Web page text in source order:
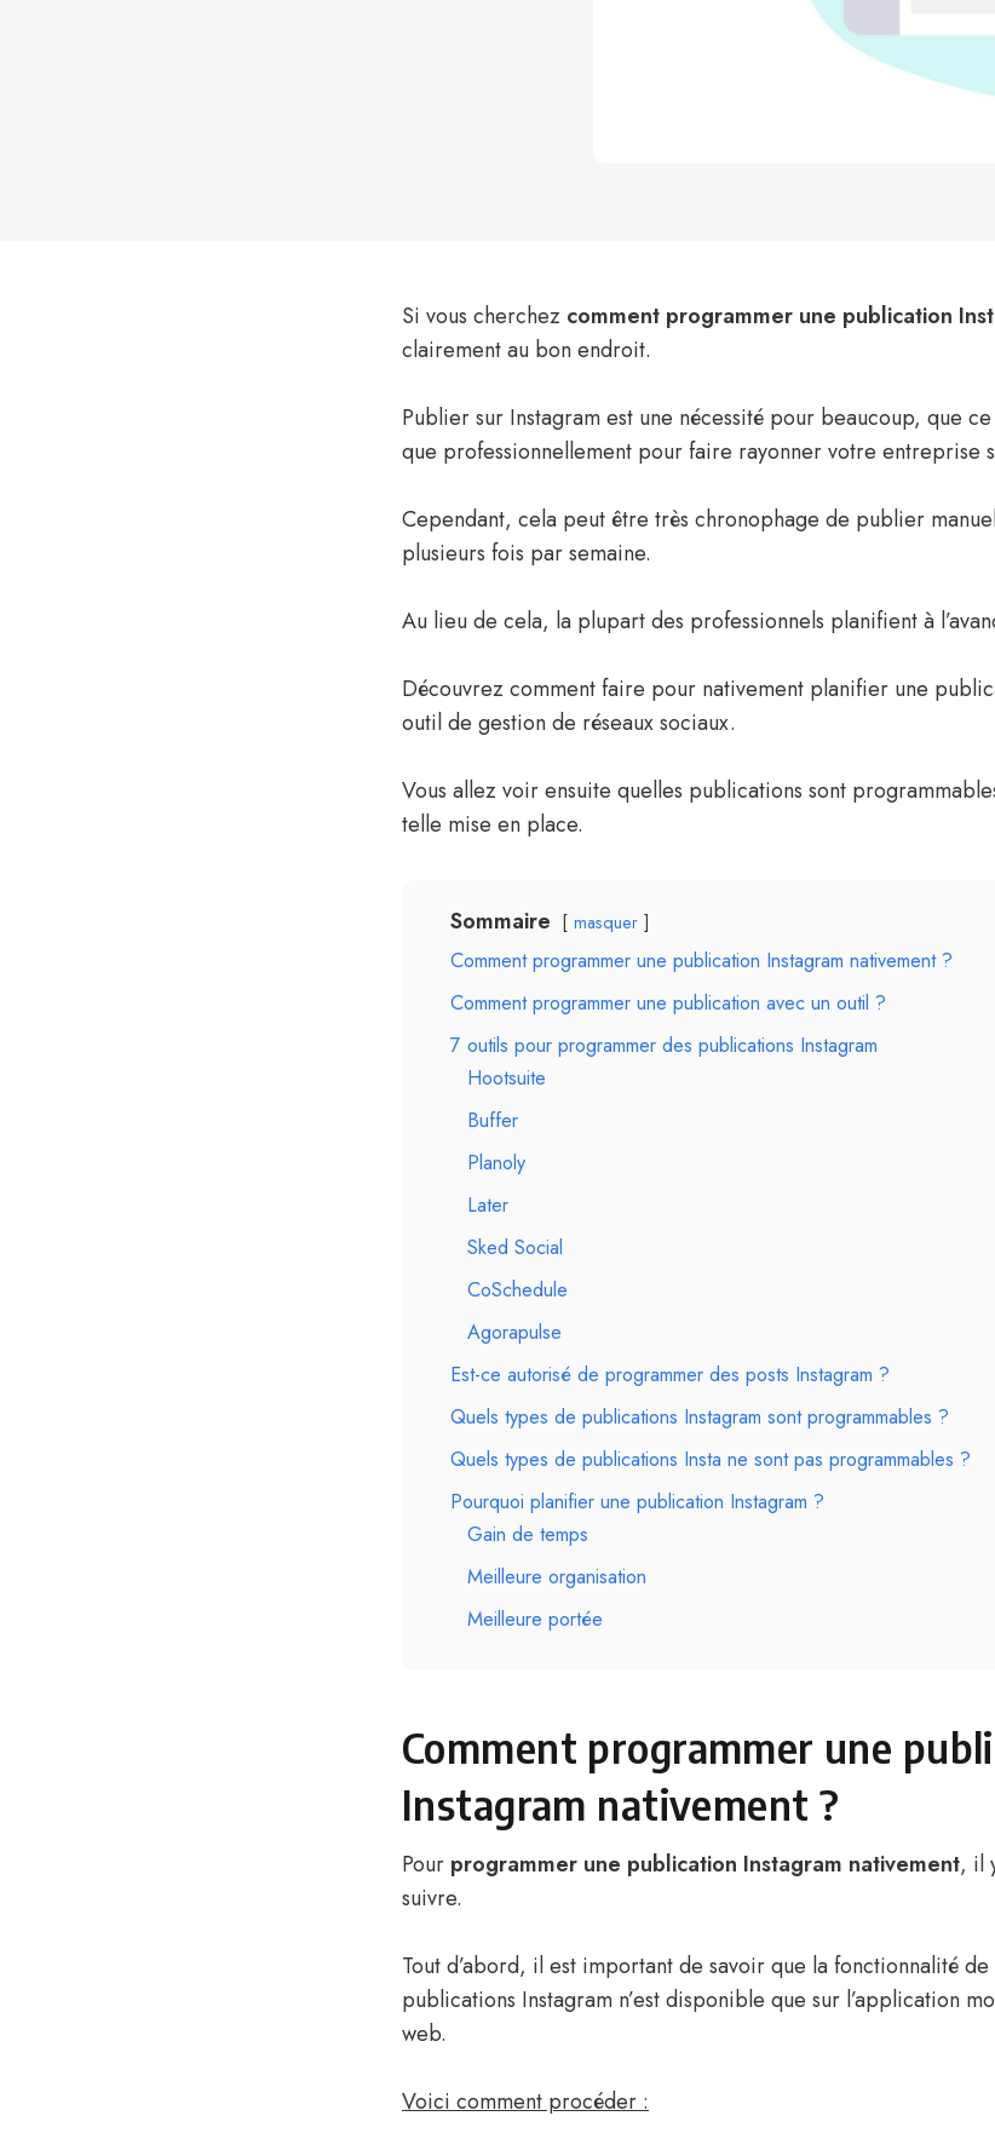
Si vous cherchez comment programmer une publication
clairement au bon endroit.
Publier sur Instagram est une nécessité pour beaucoup, que
que professionnellement pour faire rayonner votre entreprise
Cependant, cela peut être très chronophage de publier
plusieurs fois par semaine.
Au lieu de cela, la plupart des professionnels planifient à
Découvrez comment faire pour nativement planifier une
outil de gestion de réseaux sociaux.
Vous allez voir ensuite quelles publications sont
telle mise en place.
Sommaire masquer
Comment programmer une publication Instagram nativement ?
Comment programmer une publication avec un outil ?
7 outils pour programmer des publications Instagram
Hootsuite
Buffer
Planoly
Later
Sked Social
CoSchedule
Agorapulse
Est-ce autorisé de programmer des posts Instagram ?
Quels types de publications Instagram sont programmables ?
Quels types de publications Insta ne sont pas programmables ?
Pourquoi planifier une publication Instagram ?
Gain de temps
Meilleure organisation
Meilleure portée
Comment programmer une
Instagram nativement ?
Pour programmer une publication Instagram nativement, il
suivre.
Tout d’abord, il est important de savoir que la fonctionnalité
publications Instagram n’est disponible que sur l’application
web.
Voici comment procéder :